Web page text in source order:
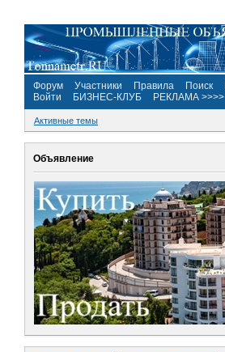
Форум Участники Правила Поиск
Войти
БИЗНЕС-КЛУБ РЕКЛАМА >>>>
Активные темы
Объявление